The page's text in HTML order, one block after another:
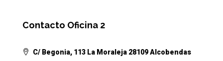
Contacto Oficina 2
C/ Begonia, 113 La Moraleja 28109 Alcobendas